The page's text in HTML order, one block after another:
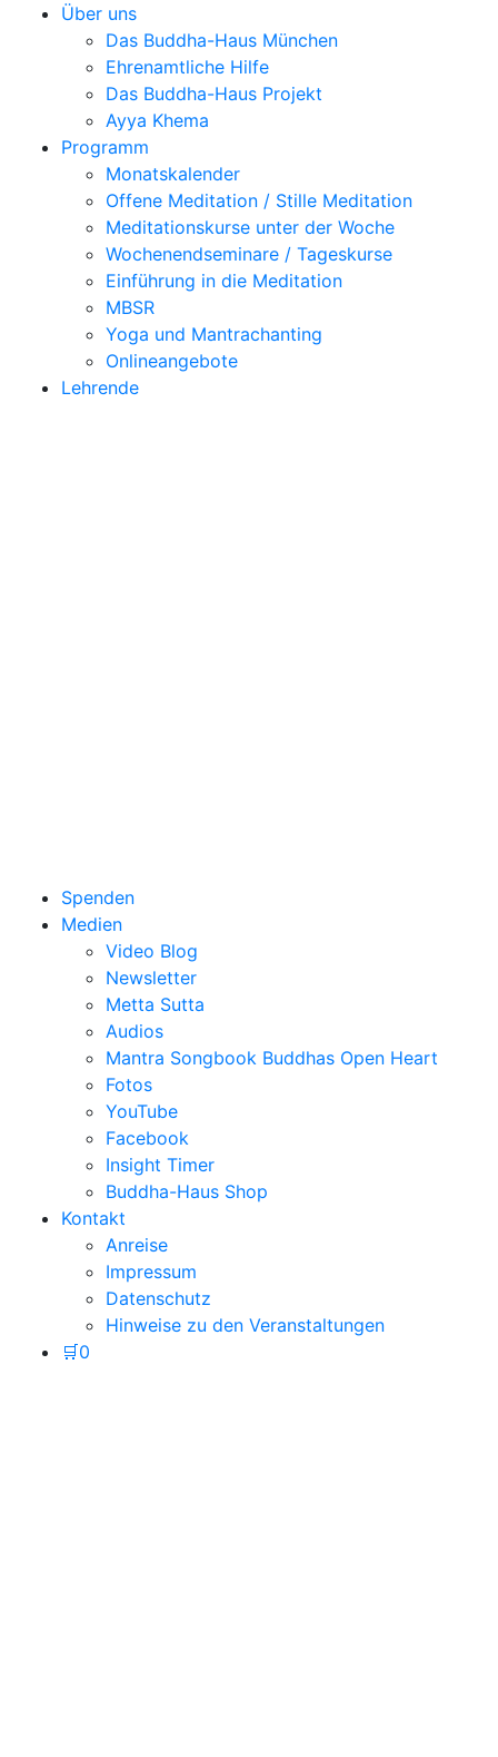
Über uns
Das Buddha-Haus München
Ehrenamtliche Hilfe
Das Buddha-Haus Projekt
Ayya Khema
Programm
Monatskalender
Offene Meditation / Stille Meditation
Meditationskurse unter der Woche
Wochenendseminare / Tageskurse
Einführung in die Meditation
MBSR
Yoga und Mantrachanting
Onlineangebote
Lehrende
Spenden
Medien
Video Blog
Newsletter
Metta Sutta
Audios
Mantra Songbook Buddhas Open Heart
Fotos
YouTube
Facebook
Insight Timer
Buddha-Haus Shop
Kontakt
Anreise
Impressum
Datenschutz
Hinweise zu den Veranstaltungen
🛒0